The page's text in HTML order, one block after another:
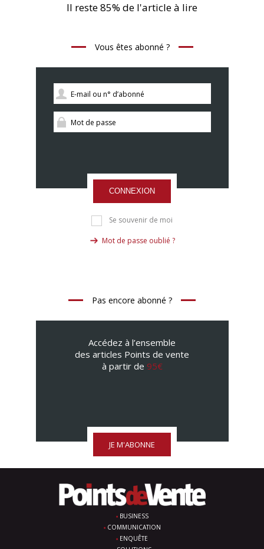
Il reste 85% de l'article à lire
Vous êtes abonné ?
CONNEXION
Se souvenir de moi
Mot de passe oublié ?
Pas encore abonné ?
Accédez à l’ensemble
des articles Points de vente
à partir de 95€
JE M'ABONNE
BUSINESS
COMMUNICATION
ENQUÊTE